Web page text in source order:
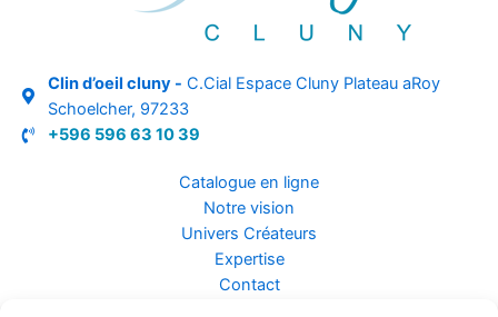
Clin d’oeil cluny - C.Cial Espace Cluny Plateau aRoy
Schoelcher, 97233
+596 596 63 10 39
Catalogue en ligne
Notre vision
Univers Créateurs
Expertise
Contact